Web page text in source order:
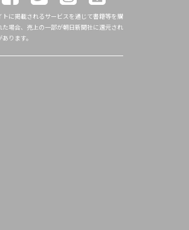
トに掲載されるサービスを通じて書籍等を購
た場合、売上の一部が朝日新聞社に還元され
ります。